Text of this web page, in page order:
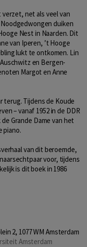
net als veel van
duiken
Nest in Naarden. Dit
van Iperen, ’t Hooge
lukt te ontkomen. Lin
en Bergen-
Margot en Anne
terug. Tijdens de Koude
– vanaf 1952 in de DDR
Grande Dame van het
piano.
van dit beroemde,
voor, tijdens
is dit boek in 1986
2, 1077 WM Amsterdam
Amsterdam